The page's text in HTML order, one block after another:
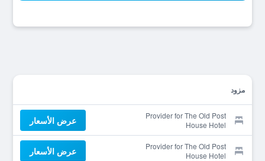
مزود
Provider for The Old Post
House Hotel
عرض الأسعار
Provider for The Old Post
House Hotel
عرض الأسعار